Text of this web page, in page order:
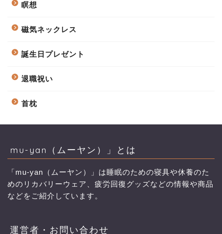
瞑想
磁気ネックレス
誕生日プレゼント
退職祝い
首枕
mu-yan（ムーヤン）」とは
「mu-yan（ムーヤン）」は睡眠のための寝具や休養のた
めのリカバリーウェア、疲労回復グッズなどの情報や商品
などをご紹介しています。
運営者・お問い合わせ